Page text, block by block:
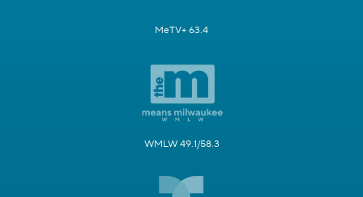
MeTV+ 63.4
WMLW 49.1/58.3